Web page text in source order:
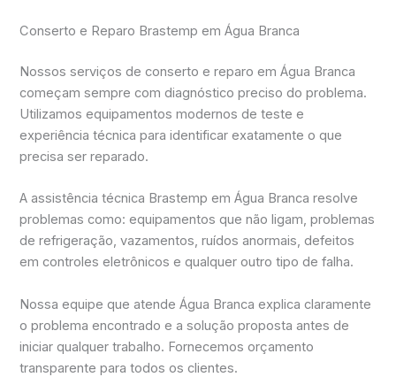
Conserto e Reparo Brastemp em Água Branca
Nossos serviços de conserto e reparo em Água Branca
começam sempre com diagnóstico preciso do problema.
Utilizamos equipamentos modernos de teste e
experiência técnica para identificar exatamente o que
precisa ser reparado.
A assistência técnica Brastemp em Água Branca resolve
problemas como: equipamentos que não ligam, problemas
de refrigeração, vazamentos, ruídos anormais, defeitos
em controles eletrônicos e qualquer outro tipo de falha.
Nossa equipe que atende Água Branca explica claramente
o problema encontrado e a solução proposta antes de
iniciar qualquer trabalho. Fornecemos orçamento
transparente para todos os clientes.